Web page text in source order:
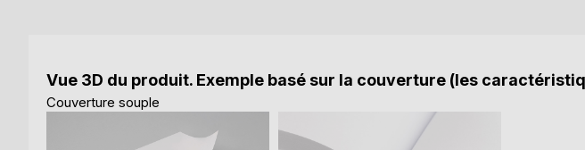
Vue 3D du produit. Exemple basé sur la couverture (les
Couverture souple